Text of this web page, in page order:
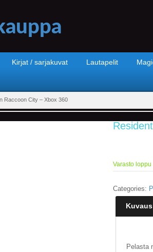
Kirjat / sarjakuvat Lautapelit
Raccoon City – Xbox 360
Varasto loppu
Categories:
Kuvaus
Pelasta